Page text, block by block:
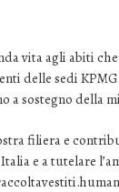
vita agli abiti
delle sedi
a sostegno della
filiera e
e a tutelare